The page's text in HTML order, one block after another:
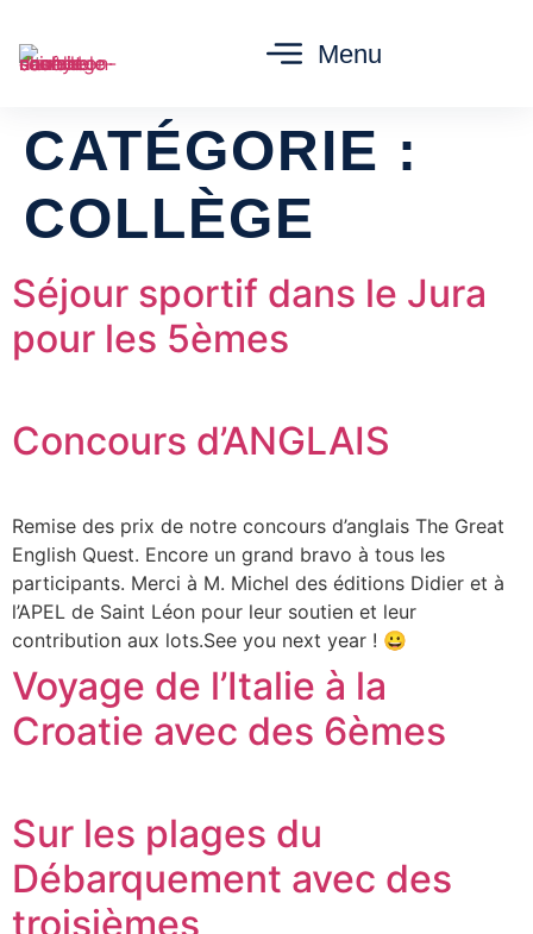
Menu
CATÉGORIE :
COLLÈGE
Séjour sportif dans le Jura
pour les 5èmes
Concours d’ANGLAIS
Remise des prix de notre concours d’anglais The Great
English Quest. Encore un grand bravo à tous les
participants. Merci à M. Michel des éditions Didier et à
l’APEL de Saint Léon pour leur soutien et leur
contribution aux lots.See you next year ! 😀
Voyage de l’Italie à la
Croatie avec des 6èmes
Sur les plages du
Débarquement avec des
troisièmes